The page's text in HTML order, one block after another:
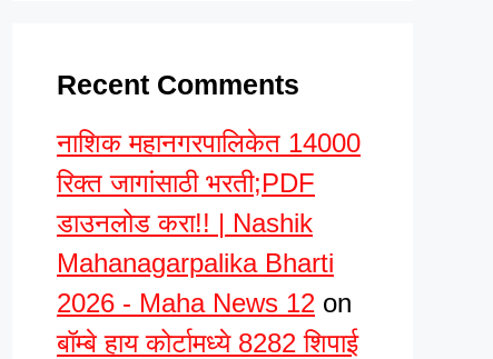
Recent Comments
नाशिक महानगरपालिकेत 14000
रिक्त जागांसाठी भरती;PDF
डाउनलोड करा!! | Nashik
Mahanagarpalika Bharti
2026 - Maha News 12 on
बॉम्बे हाय कोर्टामध्ये 8282 शिपाई